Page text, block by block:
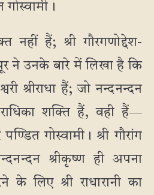
नहीं हैं; श्री गौरगणोद्देश-
ने उनके बारे में लिखा है कि
श्रीराधा हैं; जो नन्दनन्दन
शक्ति हैं, वही हैं—
गोस्वामी। श्री गौरांग
श्रीकृष्ण ही अपना
के लिए श्री राधारानी का